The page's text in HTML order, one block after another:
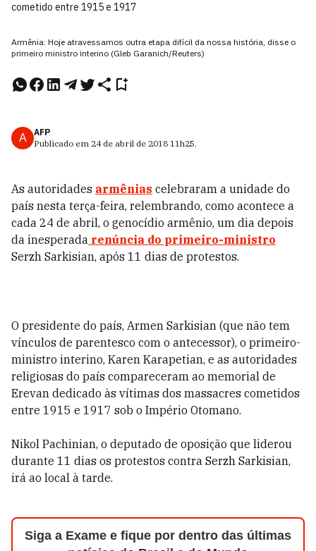
cometido entre 1915 e 1917
Armênia: Hoje atravessamos outra etapa difícil da nossa história, disse o
primeiro ministro interino (Gleb Garanich/Reuters)
A
AFP
Publicado em 24 de abril de 2018 11h25.
As autoridades armênias celebraram a unidade do
país nesta terça-feira, relembrando, como acontece a
cada 24 de abril, o genocídio armênio, um dia depois
da inesperada renúncia do primeiro-ministro
Serzh Sarkisian, após 11 dias de protestos.
O presidente do país, Armen Sarkisian (que não tem
vínculos de parentesco com o antecessor), o primeiro-
ministro interino, Karen Karapetian, e as autoridades
religiosas do país compareceram ao memorial de
Erevan dedicado às vítimas dos massacres cometidos
entre 1915 e 1917 sob o Império Otomano.
Nikol Pachinian, o deputado de oposição que liderou
durante 11 dias os protestos contra Serzh Sarkisian,
irá ao local à tarde.
Siga a Exame e fique por dentro das últimas